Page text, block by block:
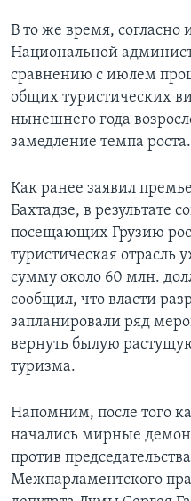
В то же время,
Национальной
сравнению с июлем
общих туристических
нынешнего года
замедление темпа роста.
Как ранее заявил
Бахтадзе, в результате
посещающих Грузию
туристическая отрасль
сумму около 60 млн.
сообщил, что власти
запланировали ряд
вернуть былую
туризма.
Напомним, после того
начались мирные
против
Межпарламентского